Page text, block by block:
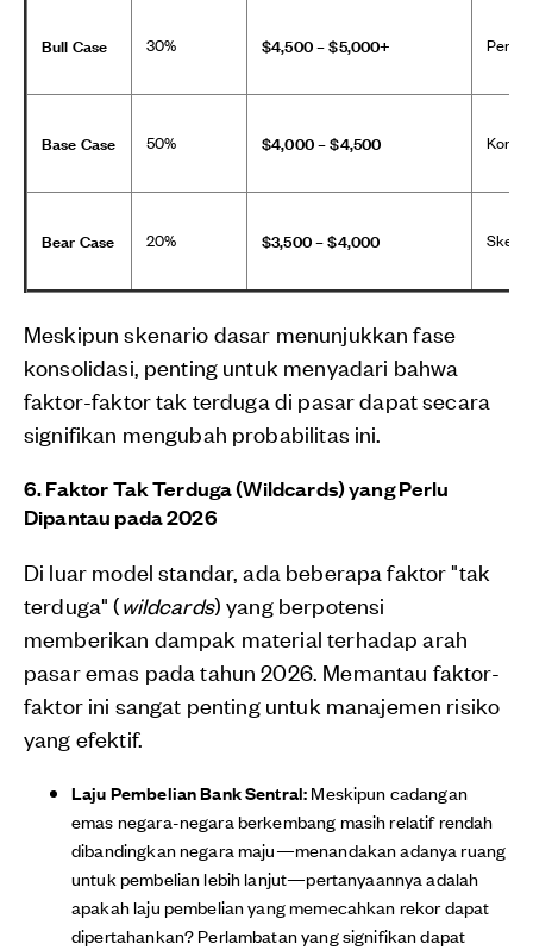
Bull Case 30% $4,500 – $5,000+
Base Case 50% $4,000 – $4,500
Bear Case 20% $3,500 – $4,000
Meskipun skenario dasar menunjukkan fase
konsolidasi, penting untuk menyadari bahwa
faktor-faktor tak terduga di pasar dapat secara
signifikan mengubah probabilitas ini.
6. Faktor Tak Terduga (Wildcards) yang Perlu
Dipantau pada 2026
Di luar model standar, ada beberapa faktor "tak
terduga" (wildcards) yang berpotensi
memberikan dampak material terhadap arah
pasar emas pada tahun 2026. Memantau faktor-
faktor ini sangat penting untuk manajemen risiko
yang efektif.
Laju Pembelian Bank Sentral:Meskipun cadangan
emas negara-negara berkembang masih relatif rendah
dibandingkan negara maju—menandakan adanya ruang
untuk pembelian lebih lanjut—pertanyaannya adalah
apakah laju pembelian yang memecahkan rekor dapat
dipertahankan? Perlambatan yang signifikan dapat